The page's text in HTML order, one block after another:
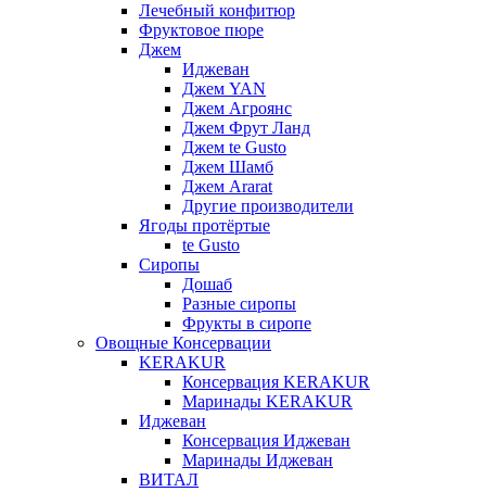
Лечебный конфитюр
Фруктовое пюре
Джем
Иджеван
Джем YAN
Джем Агроянс
Джем Фрут Ланд
Джем te Gusto
Джем Шамб
Джем Ararat
Другие производители
Ягоды протёртые
te Gusto
Сиропы
Дошаб
Разные сиропы
Фрукты в сиропе
Овощные Консервации
KERAKUR
Консервация KERAKUR
Маринады KERAKUR
Иджеван
Консервация Иджеван
Маринады Иджеван
ВИТАЛ